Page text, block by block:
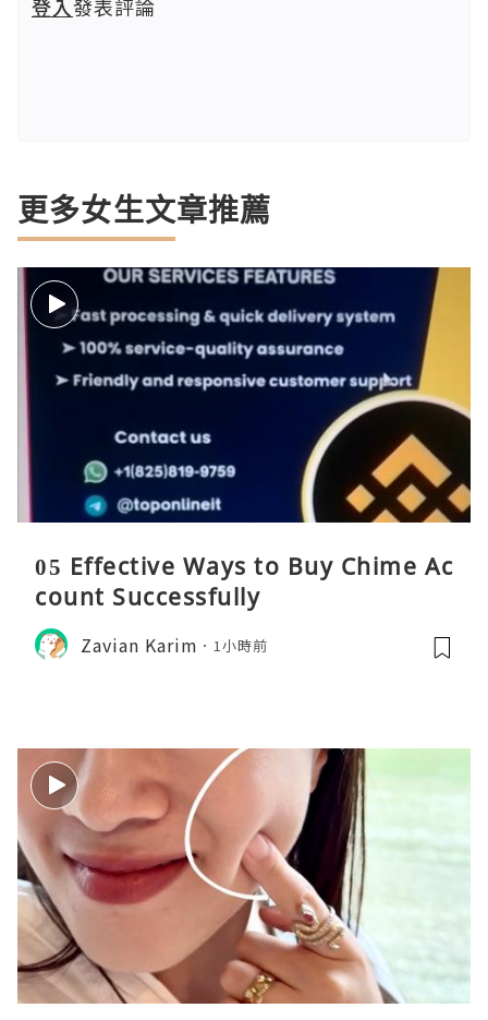
登入發表評論
更多女生文章推薦
05 Effective Ways to Buy Chime Ac
count Successfully
Zavian Karim 1小時前